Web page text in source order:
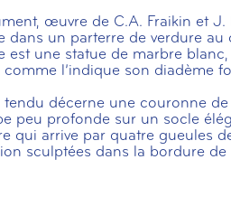
œuvre de C.A. Fraikin et
dans un parterre de verdure
est une statue de marbre
comme l’indique son diadème
tendu décerne une couronne
peu profonde sur un socle
qui arrive par quatre gueules
sculptées dans la bordure de